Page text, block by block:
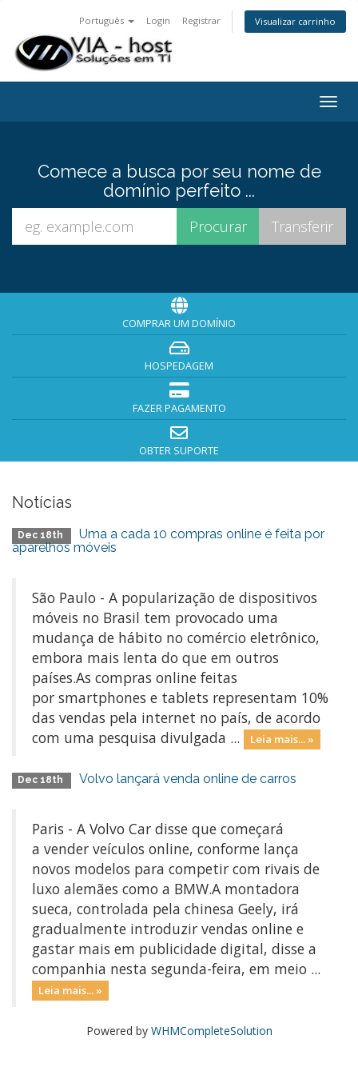
Português Login Registrar Visualizar carrinho
Comece a busca por seu nome de
domínio perfeito ...
COMPRAR UM DOMÍNIO
HOSPEDAGEM
FAZER PAGAMENTO
OBTER SUPORTE
Notícias
Dec 18th
Uma a cada 10 compras online é feita por
aparelhos móveis
São Paulo - A popularização de dispositivos
móveis no Brasil tem provocado uma
mudança de hábito no comércio eletrônico,
embora mais lenta do que em outros
países.As compras online feitas
por smartphones e tablets representam 10%
das vendas pela internet no país, de acordo
com uma pesquisa divulgada ...
Leia mais... »
Dec 18th Volvo lançará venda online de carros
Paris - A Volvo Car disse que começará
a vender veículos online, conforme lança
novos modelos para competir com rivais de
luxo alemães como a BMW.A montadora
sueca, controlada pela chinesa Geely, irá
gradualmente introduzir vendas online e
gastar mais em publicidade digital, disse a
companhia nesta segunda-feira, em meio ...
Leia mais... »
Powered by WHMCompleteSolution